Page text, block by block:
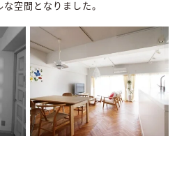
空間となりました。